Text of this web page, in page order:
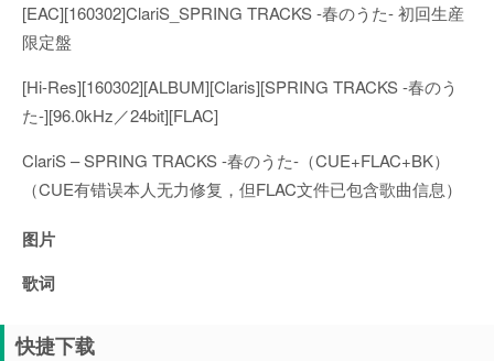
[EAC][160302]ClariS_SPRING TRACKS -春のうた- 初回生産
限定盤
[Hi-Res][160302][ALBUM][Claris][SPRING TRACKS -春のう
た-][96.0kHz／24bit][FLAC]
ClariS – SPRING TRACKS -春のうた-（CUE+FLAC+BK）
（CUE有错误本人无力修复，但FLAC文件已包含歌曲信息）
图片
歌词
快捷下载